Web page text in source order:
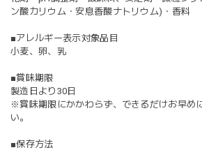
ン酸カリウム・安息香酸ナトリウム)・香料
■アレルギー表示対象品目
小麦、卵、乳
■賞味期限
製造日より30日
※賞味期限にかかわらず、できるだけお早め
い。
■保存方法